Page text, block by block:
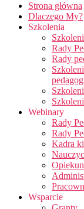
Strona główna
Dlaczego My?
Szkolenia
Rady
Rady
Webinary
Rady
Rady
Kadra
Wsparcie